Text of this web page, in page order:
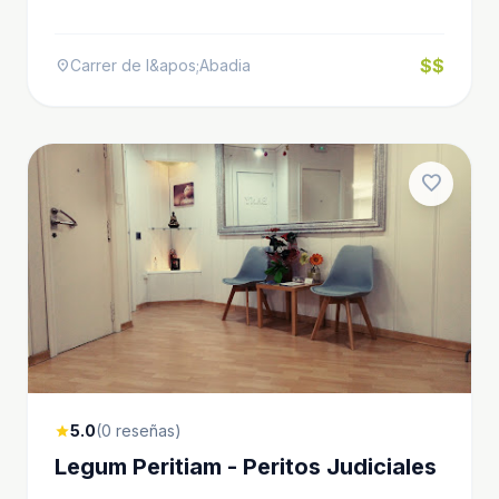
location_onCarrer de l&apos;Abadia $$
favorite
star5.0(0 reseñas)
Legum Peritiam - Peritos Judiciales